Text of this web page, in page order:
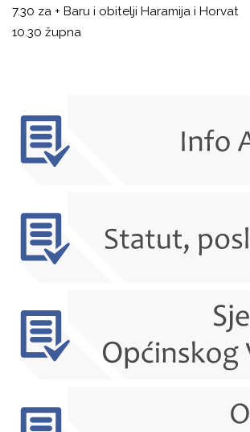
7.30 za + Baru i obitelji Haramija i Horvat
10.30 župna